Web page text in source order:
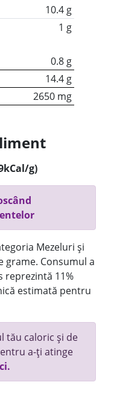
10.4 g
1 g
0.8 g
14.4 g
2650 mg
g)
Mezeluri și
grame. Consumul a
reprezintă 11%
estimată pentru
tău caloric și de
a-ți atinge